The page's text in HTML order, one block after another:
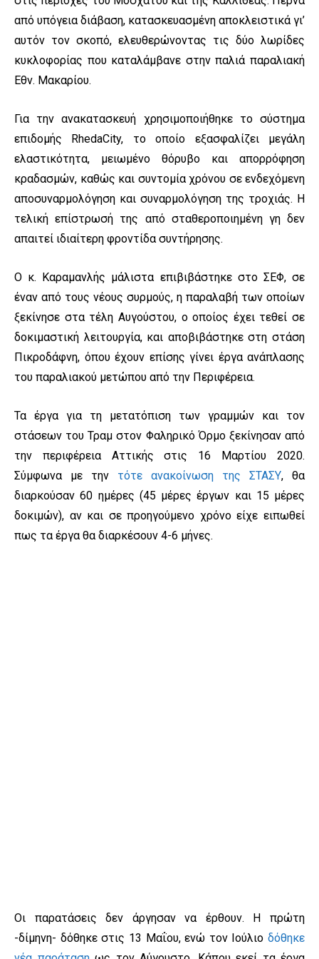
από υπόγεια διάβαση, κατασκευασμένη αποκλειστικά γι’
αυτόν τον σκοπό, ελευθερώνοντας τις δύο λωρίδες
κυκλοφορίας που καταλάμβανε στην παλιά παραλιακή
Εθν. Μακαρίου.
Για την ανακατασκευή χρησιμοποιήθηκε το σύστημα
επιδομής RhedaCity, το οποίο εξασφαλίζει μεγάλη
ελαστικότητα, μειωμένο θόρυβο και απορρόφηση
κραδασμών, καθώς και συντομία χρόνου σε ενδεχόμενη
αποσυναρμολόγηση και συναρμολόγηση της τροχιάς. Η
τελική επίστρωσή της από σταθεροποιημένη γη δεν
απαιτεί ιδιαίτερη φροντίδα συντήρησης.
Ο κ. Καραμανλής μάλιστα επιβιβάστηκε στο ΣΕΦ, σε
έναν από τους νέους συρμούς, η παραλαβή των οποίων
ξεκίνησε στα τέλη Αυγούστου, ο οποίος έχει τεθεί σε
δοκιμαστική λειτουργία, και αποβιβάστηκε στη στάση
Πικροδάφνη, όπου έχουν επίσης γίνει έργα ανάπλασης
του παραλιακού μετώπου από την Περιφέρεια.
Τα έργα για τη μετατόπιση των γραμμών και τον
στάσεων του Τραμ στον Φαληρικό Όρμο ξεκίνησαν από
την περιφέρεια Αττικής στις 16 Μαρτίου 2020.
Σύμφωνα με την τότε ανακοίνωση της ΣΤΑΣΥ, θα
διαρκούσαν 60 ημέρες (45 μέρες έργων και 15 μέρες
δοκιμών), αν και σε προηγούμενο χρόνο είχε ειπωθεί
πως τα έργα θα διαρκέσουν 4-6 μήνες.
Οι παρατάσεις δεν άργησαν να έρθουν. Η πρώτη
-δίμηνη- δόθηκε στις 13 Μαΐου, ενώ τον Ιούλιο δόθηκε